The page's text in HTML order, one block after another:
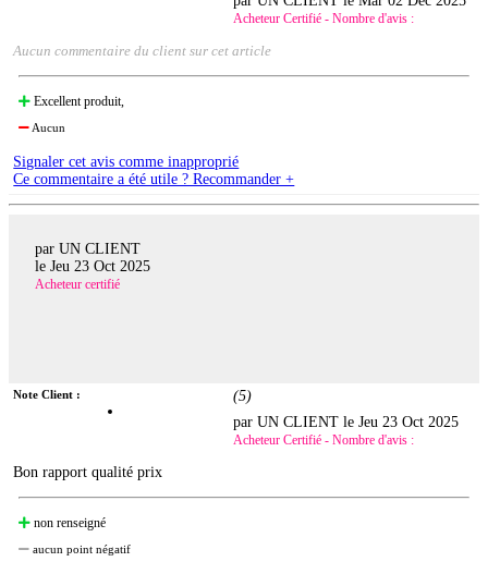
Acheteur Certifié - Nombre d'avis :
Aucun commentaire du client sur cet article
Excellent produit,
Aucun
Signaler cet avis comme inapproprié
Ce commentaire a été utile ? Recommander +
par UN CLIENT
le Jeu 23 Oct 2025
Acheteur certifié
Note Client : (5)
par UN CLIENT leJeu 23 Oct 2025
Acheteur Certifié - Nombre d'avis :
Bon rapport qualité prix
non renseigné
aucun point négatif